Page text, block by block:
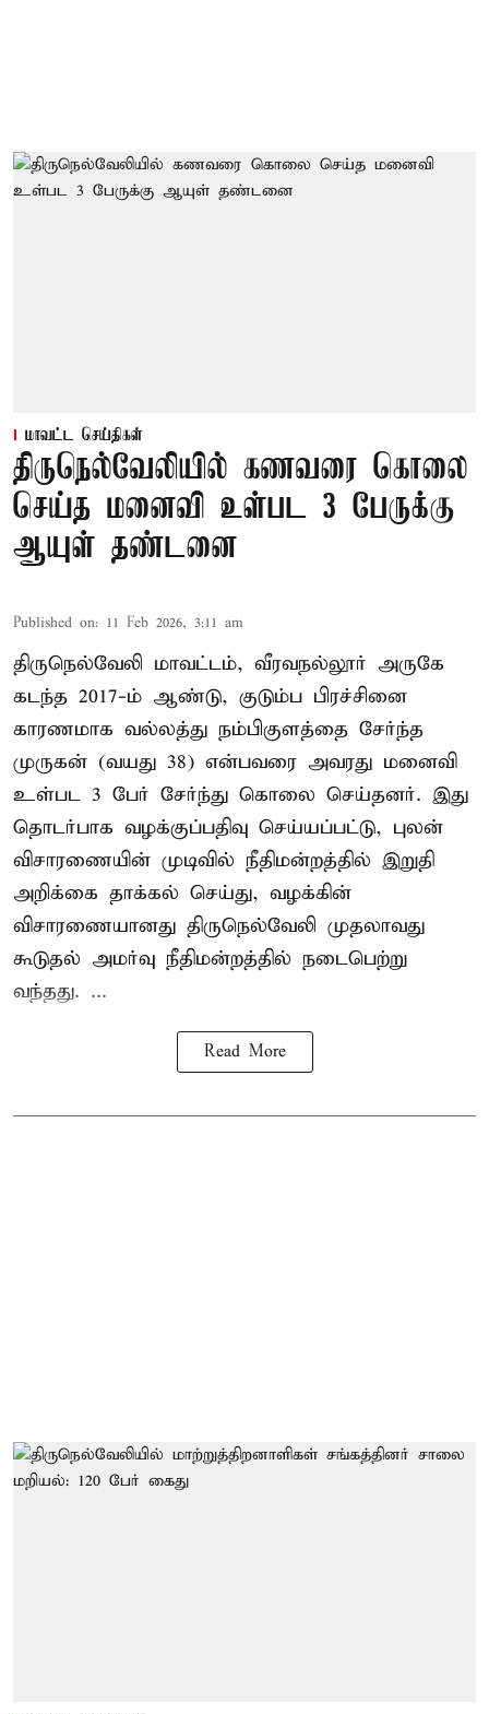
மாவட்ட செய்திகள்
திருநெல்வேலியில் கணவரை கொலை
செய்த மனைவி உள்பட 3 பேருக்கு
ஆயுள் தண்டனை
Published on: 11 Feb 2026, 3:11 am
திருநெல்வேலி மாவட்டம், வீரவநல்லூர் அருகே
கடந்த 2017-ம் ஆண்டு, குடும்ப பிரச்சினை
காரணமாக வல்லத்து நம்பிகுளத்தை சேர்ந்த
முருகன் (வயது 38) என்பவரை அவரது மனைவி
உள்பட 3 பேர் சேர்ந்து கொலை செய்தனர். இது
தொடர்பாக வழக்குப்பதிவு செய்யப்பட்டு, புலன்
விசாரணையின் முடிவில் நீதிமன்றத்தில் இறுதி
அறிக்கை தாக்கல் செய்து, வழக்கின்
விசாரணையானது திருநெல்வேலி முதலாவது
கூடுதல் அமர்வு நீதிமன்றத்தில் நடைபெற்று
வந்தது. ...
Read More